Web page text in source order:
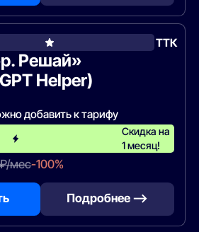
ТТК
Решай»
Helper)
добавить к тарифу
Скидка на
1 месяц!
мес-100%
Подробнее —>